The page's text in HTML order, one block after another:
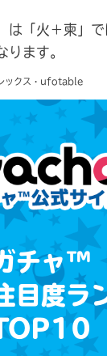
「火＋柬」で
ります。
ックス・ufotable
チャ™
目度ラ